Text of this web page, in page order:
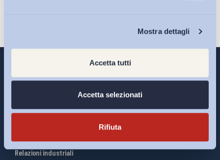
Mostra dettagli
Accetta tutti
Accetta selezionati
Rifiuta
Infografiche
Mercato del lavoro
Relazioni industriali